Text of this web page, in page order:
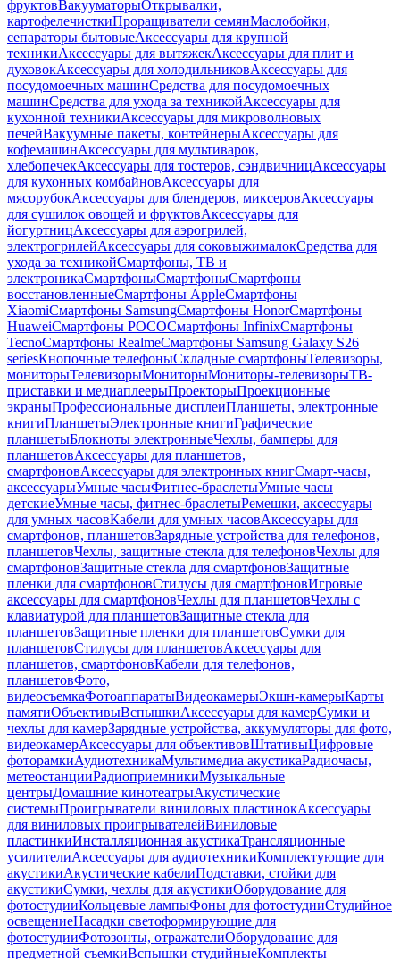
фруктовВакууматорыОткрывалки,
картофелечисткиПроращиватели семянМаслобойки,
сепараторы бытовыеАксессуары для крупной
техникиАксессуары для вытяжекАксессуары для плит и
духовокАксессуары для холодильниковАксессуары для
посудомоечных машинСредства для посудомоечных
машинСредства для ухода за техникойАксессуары для
кухонной техникиАксессуары для микроволновых
печейВакуумные пакеты, контейнерыАксессуары для
кофемашинАксессуары для мультиварок,
хлебопечекАксессуары для тостеров, сэндвичницАксессуары
для кухонных комбайновАксессуары для
мясорубокАксессуары для блендеров, миксеровАксессуары
для сушилок овощей и фруктовАксессуары для
йогуртницАксессуары для аэрогрилей,
электрогрилейАксессуары для соковыжималокСредства для
ухода за техникойСмартфоны, ТВ и
электроникаСмартфоныСмартфоныСмартфоны
восстановленныеСмартфоны AppleСмартфоны
XiaomiСмартфоны SamsungСмартфоны HonorСмартфоны
HuaweiСмартфоны POCOСмартфоны InfinixСмартфоны
TecnoСмартфоны RealmeСмартфоны Samsung Galaxy S26
seriesКнопочные телефоныСкладные смартфоныТелевизоры,
мониторыТелевизорыМониторыМониторы-телевизорыТВ-
приставки и медиаплеерыПроекторыПроекционные
экраныПрофессиональные дисплеиПланшеты, электронные
книгиПланшетыЭлектронные книгиГрафические
планшетыБлокноты электронныеЧехлы, бамперы для
планшетовАксессуары для планшетов,
смартфоновАксессуары для электронных книгСмарт-часы,
аксессуарыУмные часыФитнес-браслетыУмные часы
детскиеУмные часы, фитнес-браслетыРемешки, аксессуары
для умных часовКабели для умных часовАксессуары для
смартфонов, планшетовЗарядные устройства для телефонов,
планшетовЧехлы, защитные стекла для телефоновЧехлы для
смартфоновЗащитные стекла для смартфоновЗащитные
пленки для смартфоновСтилусы для смартфоновИгровые
аксессуары для смартфоновЧехлы для планшетовЧехлы с
клавиатурой для планшетовЗащитные стекла для
планшетовЗащитные пленки для планшетовСумки для
планшетовСтилусы для планшетовАксессуары для
планшетов, смартфоновКабели для телефонов,
планшетовФото,
видеосъемкаФотоаппаратыВидеокамерыЭкшн-камерыКарты
памятиОбъективыВспышкиАксессуары для камерСумки и
чехлы для камерЗарядные устройства, аккумуляторы для фото,
видеокамерАксессуары для объективовШтативыЦифровые
фоторамкиАудиотехникаМультимедиа акустикаРадиочасы,
метеостанцииРадиоприемникиМузыкальные
центрыДомашние кинотеатрыАкустические
системыПроигрыватели виниловых пластинокАксессуары
для виниловых проигрывателейВиниловые
пластинкиИнсталляционная акустикаТрансляционные
усилителиАксессуары для аудиотехникиКомплектующие для
акустикиАкустические кабелиПодставки, стойки для
акустикиСумки, чехлы для акустикиОборудование для
фотостудииКольцевые лампыФоны для фотостудииСтудийное
освещениеНасадки светоформирующие для
фотостудииФотозонты, отражателиОборудование для
предметной съемкиВспышки студийныеКомплекты